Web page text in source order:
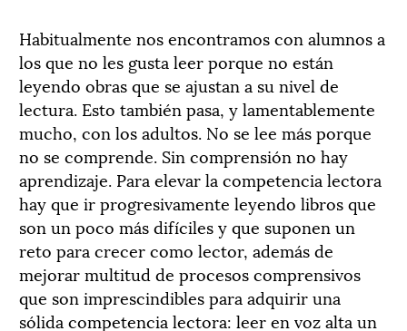
Habitualmente nos encontramos con alumnos a
los que no les gusta leer porque no están
leyendo obras que se ajustan a su nivel de
lectura. Esto también pasa, y lamentablemente
mucho, con los adultos. No se lee más porque
no se comprende. Sin comprensión no hay
aprendizaje. Para elevar la competencia lectora
hay que ir progresivamente leyendo libros que
son un poco más difíciles y que suponen un
reto para crecer como lector, además de
mejorar multitud de procesos comprensivos
que son imprescindibles para adquirir una
sólida competencia lectora: leer en voz alta un